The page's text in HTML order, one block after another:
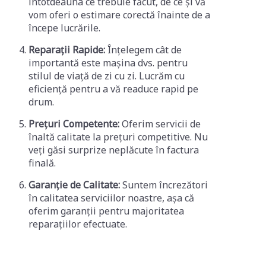
vom oferi o estimare corectă înainte de a
începe lucrările.
Reparații Rapide:Înțelegem cât de
importantă este mașina dvs. pentru
stilul de viață de zi cu zi. Lucrăm cu
eficiență pentru a vă readuce rapid pe
drum.
Prețuri Competente:Oferim servicii de
înaltă calitate la prețuri competitive. Nu
veți găsi surprize neplăcute în factura
finală.
Garanție de Calitate:Suntem încrezători
în calitatea serviciilor noastre, așa că
oferim garanții pentru majoritatea
reparațiilor efectuate.